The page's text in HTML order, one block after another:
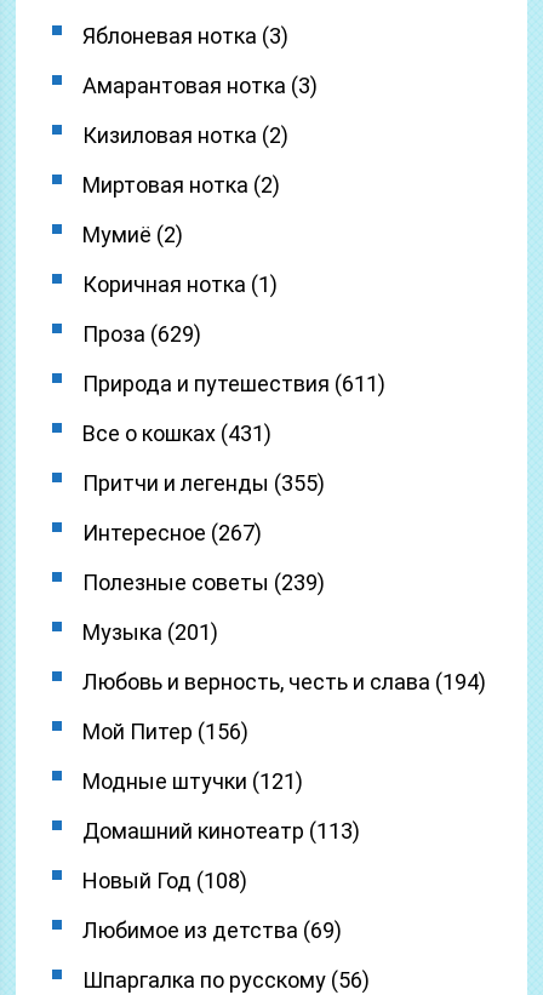
Яблоневая нотка (3)
Амарантовая нотка (3)
Кизиловая нотка (2)
Миртовая нотка (2)
Мумиё (2)
Коричная нотка (1)
Проза (629)
Природа и путешествия (611)
Все о кошках (431)
Притчи и легенды (355)
Интересное (267)
Полезные советы (239)
Музыка (201)
Любовь и верность, честь и слава (194)
Мой Питер (156)
Модные штучки (121)
Домашний кинотеатр (113)
Новый Год (108)
Любимое из детства (69)
Шпаргалка по русскому (56)